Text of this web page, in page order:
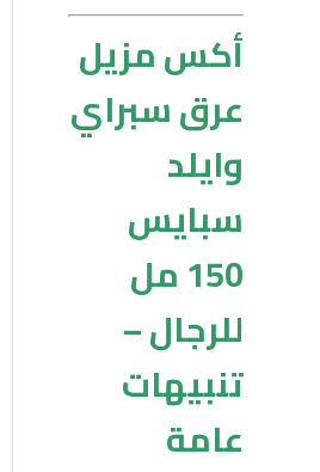
أكس مزيل
عرق سبراي
وايلد
سبايس
150 مل
للرجال –
تنبيهات
عامة